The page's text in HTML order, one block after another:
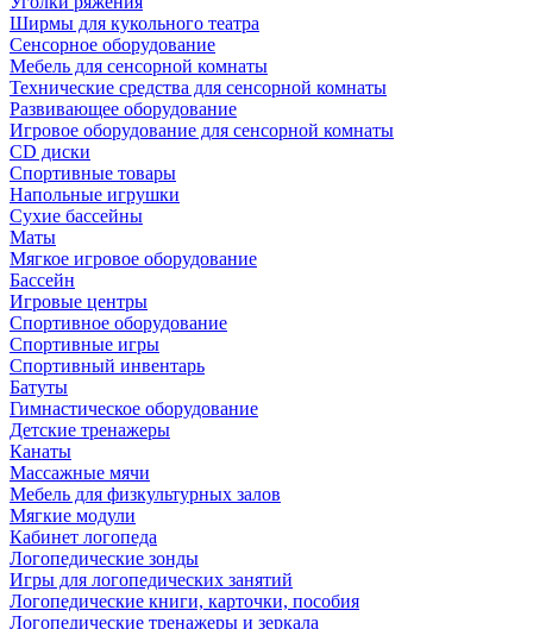
Ширмы для кукольного театра
Сенсорное оборудование
Мебель для сенсорной комнаты
Технические средства для сенсорной комнаты
Развивающее оборудование
Игровое оборудование для сенсорной комнаты
CD диски
Спортивные товары
Напольные игрушки
Сухие бассейны
Маты
Мягкое игровое оборудование
Бассейн
Игровые центры
Спортивное оборудование
Спортивные игры
Спортивный инвентарь
Батуты
Гимнастическое оборудование
Детские тренажеры
Канаты
Массажные мячи
Мебель для физкультурных залов
Мягкие модули
Кабинет логопеда
Логопедические зонды
Игры для логопедических занятий
Логопедические книги, карточки, пособия
Логопедические тренажеры и зеркала